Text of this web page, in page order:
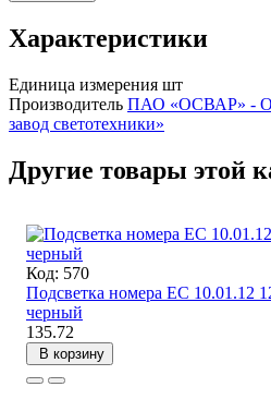
Характеристики
Единица измерения шт
Производитель ПАО «ОСВАР» -
завод светотехники»
Другие товары этой
Код: 570
Подсветка номера ЕС 10.01.12
черный
135.72
В корзину